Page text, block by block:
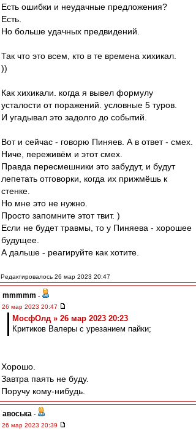
Есть ошибки и неудачные предложения?
Есть.
Но больше удачных предвидений.
Так что это всем, кто в те времена хихикал.
))
Как хихикали. когда я вывел формулу
усталости от поражений. условные 5 туров.
И угадывал это задолго до событий.
Вот и сейчас - говорю Пиняев. А в ответ - смех.
Ниче, переживём и этот смех.
Правда пересмешники это забудут, и будут
лепетать отговорки, когда их прижмёшь к
стенке.
Но мне это не нужно.
Просто запомните этот твит. )
Если не будет травмы, то у Пиняева - хорошее
будущее.
А дальше - реагируйте как хотите.
Редактировалось 26 мар 2023 20:47
mmmmm -
26 мар 2023 20:47
МосфОлд » 26 мар 2023 20:23
Критиков Валеры с урезанием пайки;
Хорошо.
Завтра паять не буду.
Поручу кому-нибудь.
авоська -
26 мар 2023 20:39